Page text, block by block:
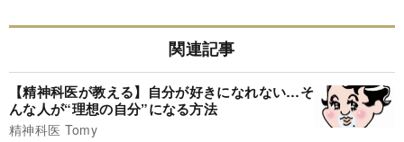
関連記事
【精神科医が教える】自分が好きになれない…そ
んな人が“理想の自分”になる方法
精神科医 Tomy